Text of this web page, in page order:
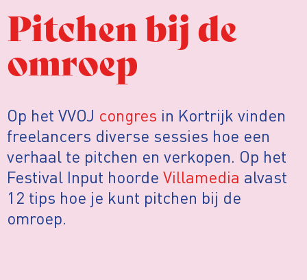
Pitchen bij de
omroep
Op het VVOJ congres in Kortrijk vinden
freelancers diverse sessies hoe een
verhaal te pitchen en verkopen. Op het
Festival Input hoorde Villamedia alvast
12 tips hoe je kunt pitchen bij de
omroep.